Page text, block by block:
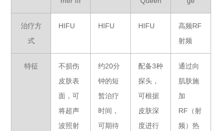
治疗方
式
HIFU HIFU HIFU
高频RF
射频
特征
不损伤
皮肤表
面，可
将超声
波照射
约20分
钟的短
暂治疗
时间，
可期待
配备3种
探头，
可根据
皮肤深
度进行
通过向
肌肤施
加
RF（射
频）热